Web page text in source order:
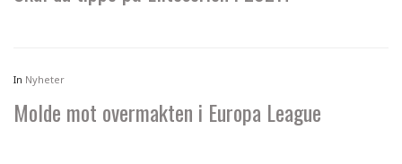
In Nyheter
Molde mot overmakten i Europa League